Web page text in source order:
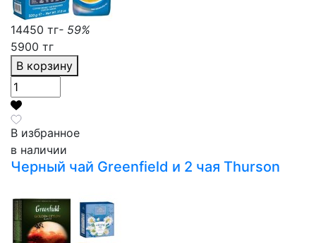
14450 тг- 59%
5900 тг
В корзину
В избранное
в наличии
Черный чай Greenfield и 2 чая Thurson